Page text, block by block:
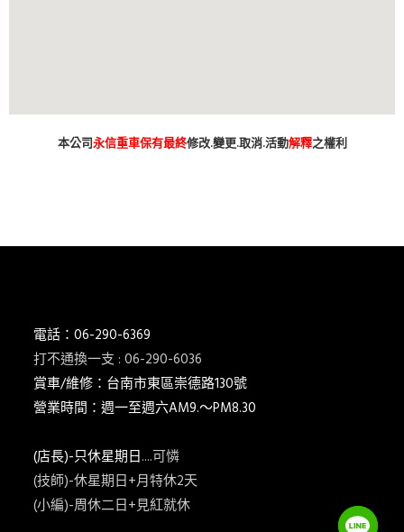
本公司永信重車保有最終修改.變更.取消.活動解釋之權利
電話：06-290-6369
打不通換一支 : 06-290-6036
賞車/維修：台南市東區崇德路130號
營業時間：週一至週六AM9.～PM8.30
(店長)-只休星期日....可憐
(技師)-休星期日+月特休2天
(小編)-周休二日+見紅就休